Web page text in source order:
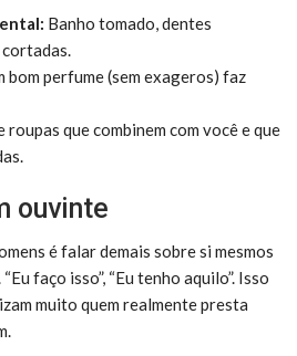
Banho tomado, dentes
cortadas.
bom perfume (sem exageros) faz
roupas que combinem com você e que
ouvinte
é falar demais sobre si mesmos
faço isso”, “Eu tenho aquilo”. Isso
muito quem realmente presta